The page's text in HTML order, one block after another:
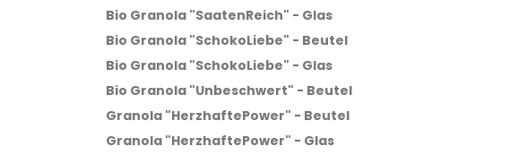
Bio Granola "SaatenReich" - Glas
Bio Granola "SchokoLiebe" - Beutel
Bio Granola "SchokoLiebe" - Glas
Bio Granola "Unbeschwert" - Beutel
Granola "HerzhaftePower" - Beutel
Granola "HerzhaftePower" - Glas